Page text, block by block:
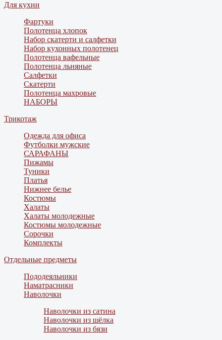
Для кухни
Фартуки
Полотенца хлопок
Набор скатерти и салфетки
Набор кухонных полотенец
Полотенца вафельные
Полотенца льняные
Салфетки
Скатерти
Полотенца махровые
НАБОРЫ
Трикотаж
Одежда для офиса
Футболки мужские
САРАФАНЫ
Пижамы
Туники
Платья
Нижнее белье
Костюмы
Халаты
Халаты молодежные
Костюмы молодежные
Сорочки
Комплекты
Отдельные предметы
Пододеяльники
Наматрасники
Наволочки
Наволочки из сатина
Наволочки из шёлка
Наволочки из бязи